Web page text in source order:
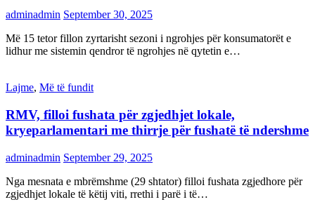
adminadmin September 30, 2025
Më 15 tetor fillon zyrtarisht sezoni i ngrohjes për konsumatorët e
lidhur me sistemin qendror të ngrohjes në qytetin e…
Lajme, Më të fundit
RMV, filloi fushata për zgjedhjet lokale,
kryeparlamentari me thirrje për fushatë të ndershme
adminadmin September 29, 2025
Nga mesnata e mbrëmshme (29 shtator) filloi fushata zgjedhore për
zgjedhjet lokale të këtij viti, rrethi i parë i të…